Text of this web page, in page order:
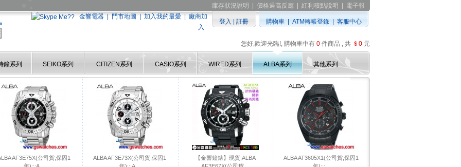
庫存狀況說明 價格過高反應 紅利積點說明
電子報
金響電器
門市地圖 加入我的最愛
廠商加
入
登入 註冊 購物車 ATM轉帳登錄 客服中心
您好,歡迎光臨!, 購物車中有 0 件商品 , 共 ＄0 元
鐘系列 SEIKO系列 CITIZEN系列 CASIO系列 WIRED系列 ALBA系列 其他系列
AF3E75X(公司貨,保固1
ALBA AF3E73X(公司貨,保固1
【金響鐘錶】現貨,ALBA
ALBA AT3605X1(公司貨,保固1